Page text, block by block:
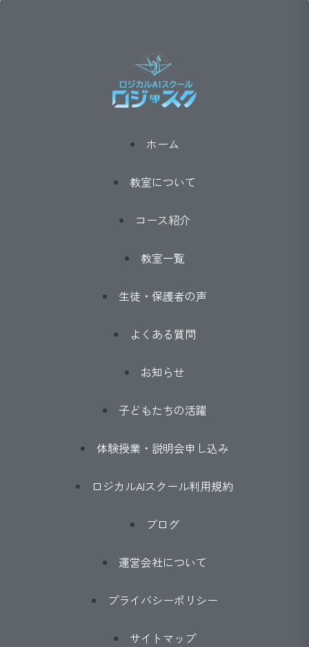
ホーム
教室について
コース紹介
教室一覧
生徒・保護者の声
よくある質問
お知らせ
子どもたちの活躍
体験授業・説明会申し込み
ロジカルAIスクール利用規約
ブログ
運営会社について
プライバシーポリシー
サイトマップ